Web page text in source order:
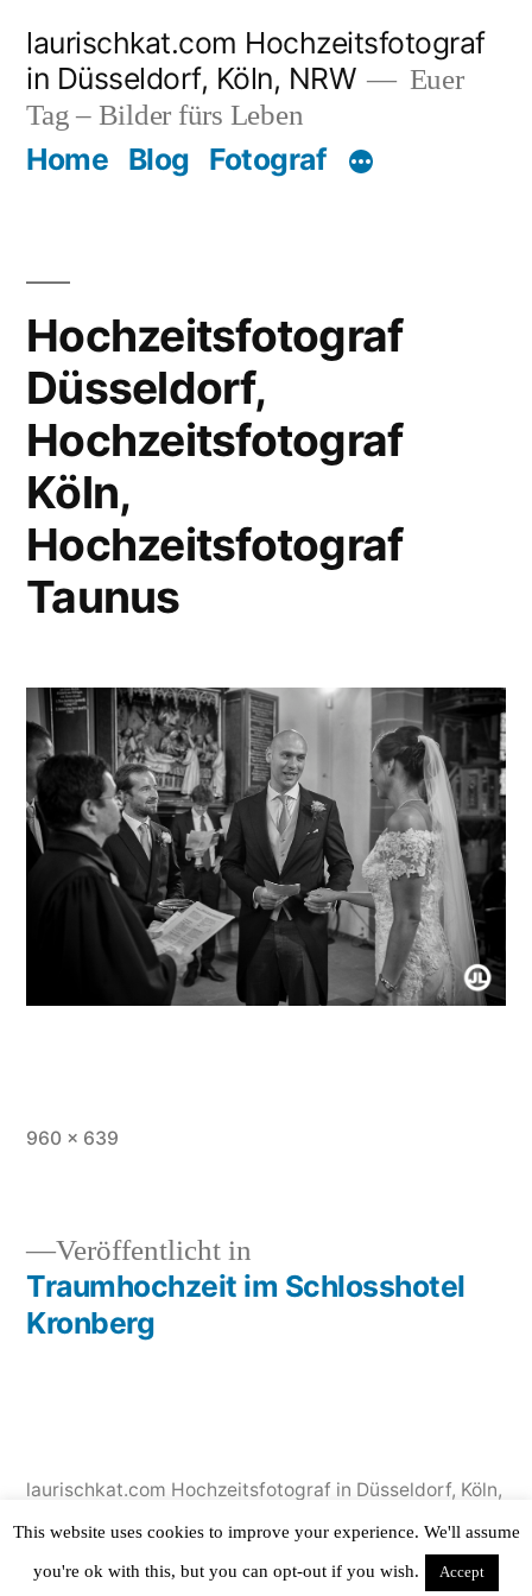
Inhalt
springen
laurischkat.com Hochzeitsfotograf
in Düsseldorf, Köln, NRW
Euer
Tag – Bilder fürs Leben
Home Blog Fotograf
Hochzeitsfotograf
Düsseldorf,
Hochzeitsfotograf
Köln,
Hochzeitsfotograf
Taunus
Originalgröße
960 × 639
Beitragsnavigation
Veröffentlicht in
Traumhochzeit im Schlosshotel
Kronberg
laurischkat.com Hochzeitsfotograf in Düsseldorf, Köln,
NRW
, Stolz präsentiert von WordPress.
This website uses cookies to improve your experience. We'll assume
you're ok with this, but you can opt-out if you wish.
Accept